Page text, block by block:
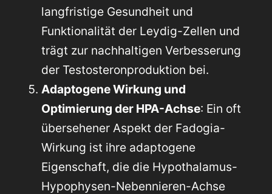
langfristige Gesundheit und
Funktionalität der Leydig-Zellen und
trägt zur nachhaltigen Verbesserung
der Testosteronproduktion bei.
Adaptogene Wirkung und
Optimierung der HPA-Achse: Ein oft
übersehener Aspekt der Fadogia-
Wirkung ist ihre adaptogene
Eigenschaft, die die Hypothalamus-
Hypophysen-Nebennieren-Achse